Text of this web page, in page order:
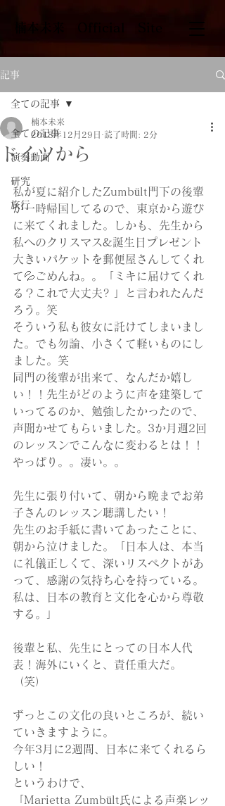
​楠本未来 Official Site
記事
全ての記事
演奏動画
研究
旅行
全ての記事
ドイツから
楠本未来
2018年12月29日
読了時間: 2分
私が夏に紹介したZumbült門下の後輩
が一時帰国してるので、東京から遊び
に来てくれました。しかも、先生から
私へのクリスマス&誕生日プレゼント
大きいパケットを郵便屋さんしてくれ
て💦ごめんね。。「ミキに届けてくれ
る？これで大丈夫? 」と言われたんだ
ろう。笑
そういう私も彼女に託けてしまいまし
た。でも勿論、小さくて軽いものにし
ました。笑
同門の後輩が出来て、なんだか嬉し
い！！先生がどのように声を建築して
いってるのか、勉強したかったので、
声聞かせてもらいました。3か月週2回
のレッスンでこんなに変わるとは！！
やっぱり。。凄い。。
先生に張り付いて、朝から晩までお弟
子さんのレッスン聴講したい！
先生のお手紙に書いてあったことに、
朝から泣けました。「日本人は、本当
に礼儀正しくて、深いリスペクトがあ
って、感謝の気持ち心を持っている。
私は、日本の教育と文化を心から尊敬
する。」
後輩と私、先生にとっての日本人代
表！海外にいくと、責任重大だ。
（笑）
ずっとこの文化の良いところが、続い
ていきますように。
今年3月に2週間、日本に来てくれるら
しい！
というわけで、
「Marietta Zumbült氏による声楽レッ